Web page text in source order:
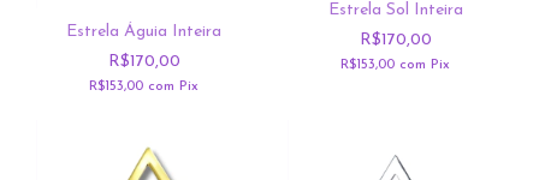
Estrela Águia Inteira
R$170,00
R$153,00 com Pix
Estrela Sol Inteira
R$170,00
R$153,00 com Pix